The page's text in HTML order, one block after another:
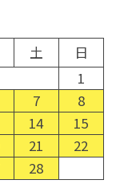
土
日
1
7
8
14
15
21
22
28